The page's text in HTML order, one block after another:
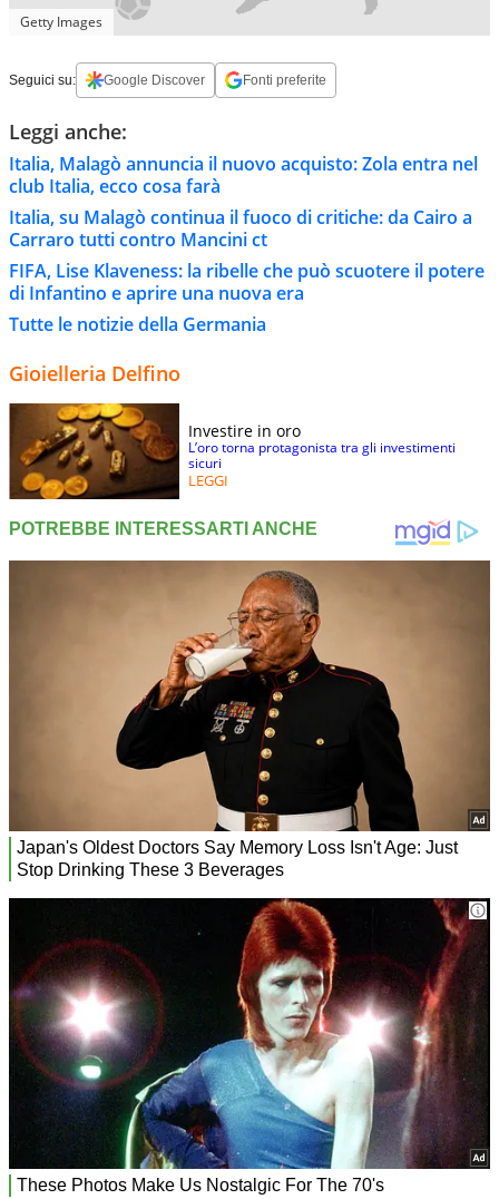
Getty Images
Seguici su: Google Discover Fonti preferite
Leggi anche:
Italia, Malagò annuncia il nuovo acquisto: Zola entra nel
club Italia, ecco cosa farà
Italia, su Malagò continua il fuoco di critiche: da Cairo a
Carraro tutti contro Mancini ct
FIFA, Lise Klaveness: la ribelle che può scuotere il potere
di Infantino e aprire una nuova era
Tutte le notizie della Germania
Gioielleria Delfino
Investire in oro
L’oro torna protagonista tra gli investimenti
sicuri
LEGGI